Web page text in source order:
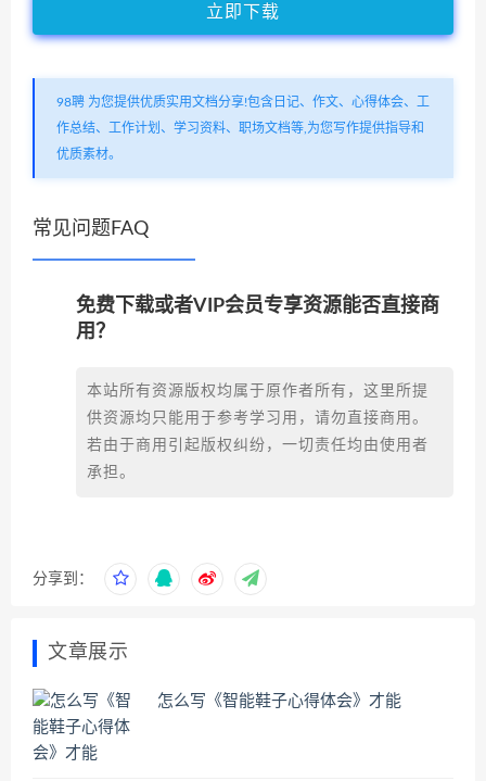
立即下载
98聘 为您提供优质实用文档分享!包含日记、作文、心得体会、工
作总结、工作计划、学习资料、职场文档等,为您写作提供指导和
优质素材。
常见问题FAQ
免费下载或者VIP会员专享资源能否直接商
用？
本站所有资源版权均属于原作者所有，这里所提
供资源均只能用于参考学习用，请勿直接商用。
若由于商用引起版权纠纷，一切责任均由使用者
承担。
分享到：
文章展示
怎么写《智能鞋子心得体会》才能